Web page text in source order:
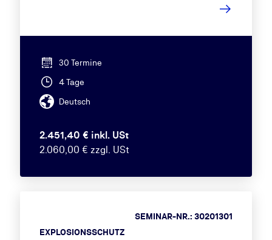
30 Termine
4 Tage
Deutsch
2.451,40 € inkl. USt
2.060,00 € zzgl. USt
EXPLOSIONSSCHUTZ
SEMINAR-NR.: 30201301